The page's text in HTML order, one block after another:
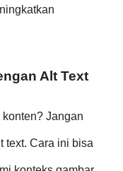
Alt Text
Jangan
text. Cara ini bisa